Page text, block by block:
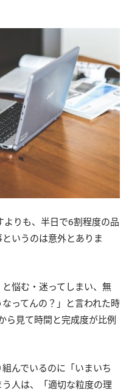
よりも、半日で6割程度の品
いうのは意外とありま
悩む・迷ってしまい、無
ってんの？」と言われた時
ら見て時間と完成度が比例
んでいるのに「いまいち
人は、「適切な粒度の理